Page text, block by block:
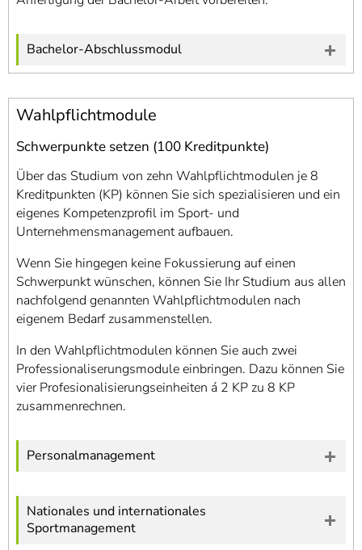
Bachelor-Abschlussmodul
Wahlpflichtmodule
Schwerpunkte setzen (100 Kreditpunkte)
Über das Studium von zehn Wahlpflichtmodulen je 8
Kreditpunkten (KP) können Sie sich spezialisieren und ein
eigenes Kompetenzprofil im Sport- und
Unternehmensmanagement aufbauen.
Wenn Sie hingegen keine Fokussierung auf einen
Schwerpunkt wünschen, können Sie Ihr Studium aus allen
nachfolgend genannten Wahlpflichtmodulen nach
eigenem Bedarf zusammenstellen.
In den Wahlpflichtmodulen können Sie auch zwei
Professionaliserungsmodule einbringen. Dazu können Sie
vier Profesionalisierungseinheiten á 2 KP zu 8 KP
zusammenrechnen.
Personalmanagement
Nationales und internationales
Sportmanagement